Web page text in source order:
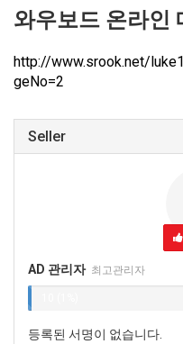
와우보드 온라인
http://www.srook.net/
geNo=2
Seller
AD 관리자 최고관리자
등록된 서명이 없습니다.